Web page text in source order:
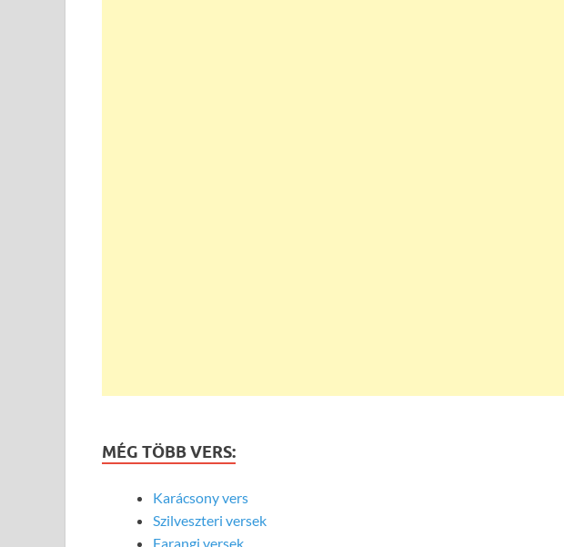
MÉG TÖBB VERS:
Karácsony vers
Szilveszteri versek
Farangi versek